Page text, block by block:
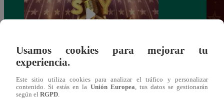
– 14 de junio del 2021 – Programa
completo
junio
Usamos cookies para mejorar tu
experiencia.
Este sitio utiliza cookies para analizar el tráfico y personalizar
contenido. Si estás en la Unión Europea , tus datos se gestionarán
según el RGPD